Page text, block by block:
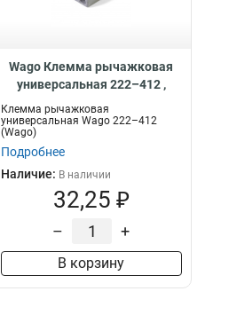
Wago Клемма рычажковая
универсальная 222–412 ,
Клемма рычажковая
универсальная Wago 222–412
(Wago)
Подробнее
Наличие: В наличии
32,25 ₽
– +
В корзину